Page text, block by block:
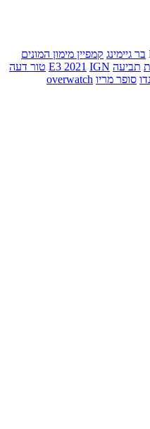
בר גיימינג קמפיין מימון המונים
תביעה E3 2021 IGN
טור דעה
סופר מריו overwatch